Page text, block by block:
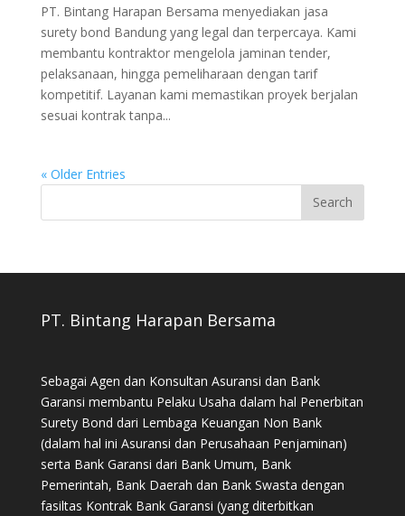
PT. Bintang Harapan Bersama menyediakan jasa
surety bond Bandung yang legal dan terpercaya. Kami
membantu kontraktor mengelola jaminan tender,
pelaksanaan, hingga pemeliharaan dengan tarif
kompetitif. Layanan kami memastikan proyek berjalan
sesuai kontrak tanpa...
« Older Entries
PT. Bintang Harapan Bersama
Sebagai Agen dan Konsultan Asuransi dan Bank
Garansi membantu Pelaku Usaha dalam hal Penerbitan
Surety Bond dari Lembaga Keuangan Non Bank
(dalam hal ini Asuransi dan Perusahaan Penjaminan)
serta Bank Garansi dari Bank Umum, Bank
Pemerintah, Bank Daerah dan Bank Swasta dengan
fasiltas Kontrak Bank Garansi (yang diterbitkan